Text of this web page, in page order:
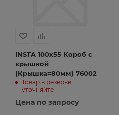
INSTA 100x55 Короб с
крышкой
(Крышка=80мм) 76002
Товар в резерве,
уточняйте
Цена по запросу